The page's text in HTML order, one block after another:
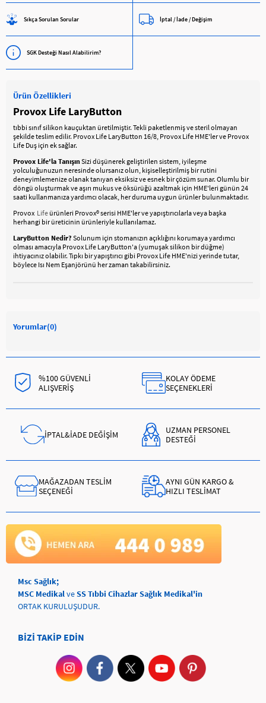
Sıkça Sorulan Sorular İptal / İade / Değişim
SGK Desteği Nasıl Alabilirim?
Ürün Özellikleri
Provox Life LaryButton
tıbbi sınıf silikon kauçuktan üretilmiştir. Tekli paketlenmiş ve steril olmayan
şekilde teslim edilir. Provox Life LaryButton 16/8, Provox Life HME'ler ve Provox
Life Duş için ek sağlar.
Provox Life'la TanışınSizi düşünerek geliştirilen sistem, iyileşme
yolculuğunuzun neresinde olursanız olun, kişiselleştirilmiş bir rutini
deneyimlemenize olanak tanıyan eksiksiz ve esnek bir çözüm sunar. Olumlu bir
döngü oluşturmak ve aşırı mukus ve öksürüğü azaltmak için HME'leri günün 24
saati kullanmanıza yardımcı olacak, her duruma uygun ürünler bulunmaktadır.
Provox Life ürünleri Provox® serisi HME'ler ve yapıştırıcılarla veya başka
herhangi bir üreticinin ürünleriyle kullanılamaz.
LaryButton Nedir? Solunum için stomanızın açıklığını korumaya yardımcı
olması amacıyla Provox Life LaryButton'a (yumuşak silikon bir düğme)
ihtiyacınız olabilir. Tıpkı bir yapıştırıcı gibi Provox Life HME'nizi yerinde tutar,
böylece Isı Nem Eşanjörünü her zaman takabilirsiniz.
Yorumlar(0)
%100 GÜVENLİ
ALIŞVERİŞ
KOLAY ÖDEME
SEÇENEKLERİ
İPTAL&İADE DEĞİŞİM
UZMAN PERSONEL
DESTEĞİ
MAĞAZADAN TESLİM
SEÇENEĞİ
AYNI GÜN KARGO &
HIZLI TESLİMAT
Msc Sağlık;
MSC MedikalveSS Tıbbi Cihazlar Sağlık Medikal'in
ORTAK KURULUŞUDUR.
BİZİ TAKİP EDİN